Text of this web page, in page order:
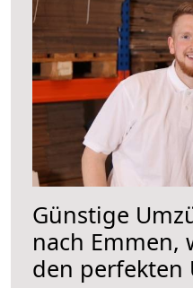
Günstige
nach
den perfekten